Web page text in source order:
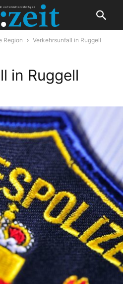
Region Verkehrsunfall in Ruggell
in Ruggell